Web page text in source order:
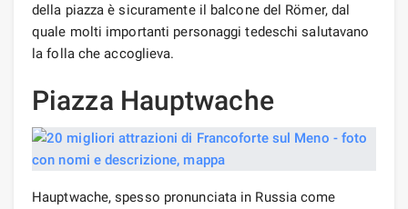
della piazza è sicuramente il balcone del Römer, dal
quale molti importanti personaggi tedeschi salutavano
la folla che accoglieva.
Piazza Hauptwache
Hauptwache, spesso pronunciata in Russia come